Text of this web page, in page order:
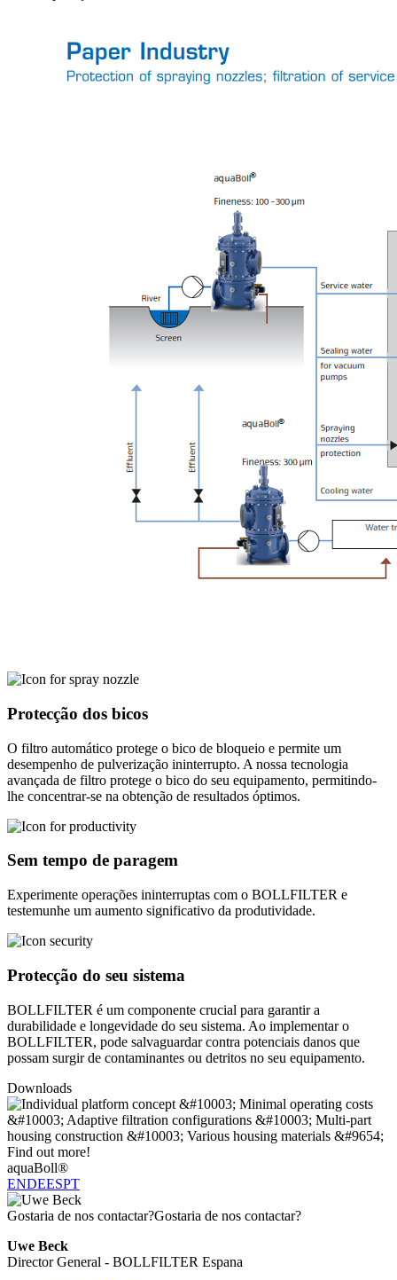
Protecção dos bicos
O filtro automático protege o bico de bloqueio e permite um
desempenho de pulverização ininterrupto. A nossa tecnologia
avançada de filtro protege o bico do seu equipamento, permitindo-
lhe concentrar-se na obtenção de resultados óptimos.
Sem tempo de paragem
Experimente operações ininterruptas com o BOLLFILTER e
testemunhe um aumento significativo da produtividade.
Protecção do seu sistema
BOLLFILTER é um componente crucial para garantir a
durabilidade e longevidade do seu sistema. Ao implementar o
BOLLFILTER, pode salvaguardar contra potenciais danos que
possam surgir de contaminantes ou detritos no seu equipamento.
Downloads
aquaBoll®
ENDEESPT
Gostaria de nos contactar?Gostaria de nos contactar?
Uwe Beck
Director General - BOLLFILTER Espana